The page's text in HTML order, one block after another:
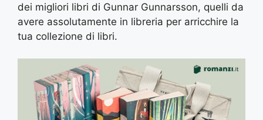
dei migliori libri di Gunnar Gunnarsson, quelli da
avere assolutamente in libreria per arricchire la
tua collezione di libri.